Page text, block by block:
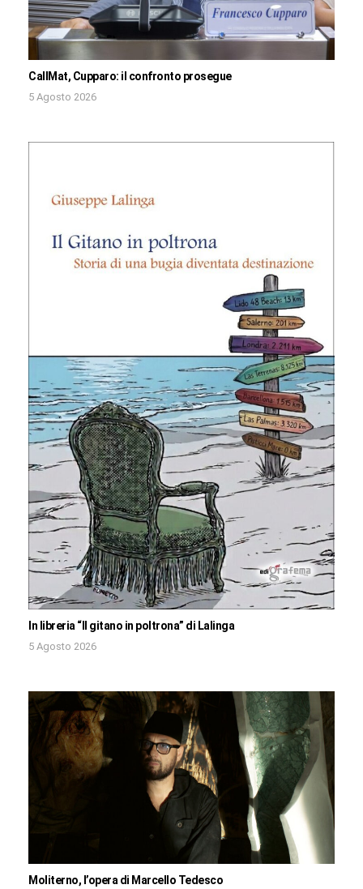
CallMat, Cupparo: il confronto prosegue
5 Agosto 2026
In libreria “Il gitano in poltrona” di Lalinga
5 Agosto 2026
Moliterno, l’opera di Marcello Tedesco